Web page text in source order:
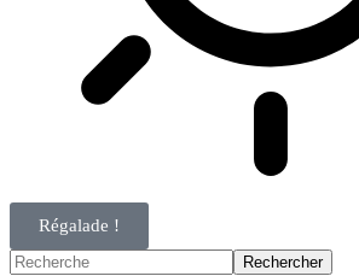
Régalade !